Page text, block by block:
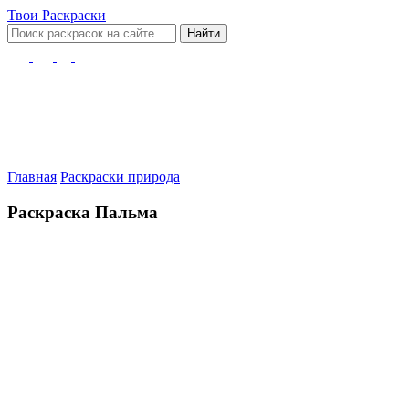
Твои Раскраски
Найти
Главная Раскраски природа
Раскраска Пальма